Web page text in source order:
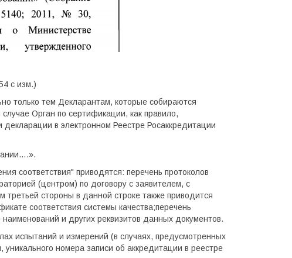
с изм.)
только тем Декларантам, которые собираются
Орган по сертификации, как правило,
в электронном Реестре Росаккредитации
соответствия" приводятся: перечень протоколов
(центром) по договору с заявителем, с
третьей стороны в данной строке также приводится
соответствия системы качества;перечень
и других реквизитов данных документов.
испытаний и измерений (в случаях, предусмотренных
номера записи об аккредитации в реестре